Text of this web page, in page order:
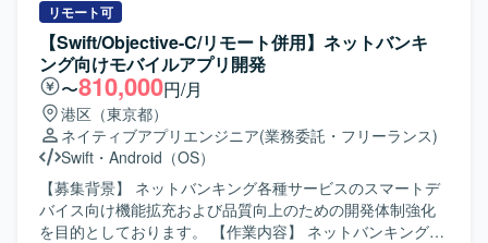
開発方針の整理、仕様調整や技術課題の整理、レビュー対
応などを実施していただきます。また、開発メンバーへの
技術的なリードを行い、後続の詳細設計、製造、テスト工
程まで一貫して対応していただきます。アプリでは点検情
報登録、交通状況入力、写真登録、現場報告などの機能を
想定しております。 【求める人物像】 モバイルアプリ開発
において主体的に設計方針や開発方針を整理し、関係者と
円滑にコミュニケーションを取りながら仕様調整や技術課
題整理を推進できる方を求めております。開発メンバーを
技術面からリードしつつ、品質や生産性の向上に意欲的に
取り組んでいただける方が望ましいです。 【ポジションの
リモート可
【Swift/Objective-C/リモート併用】ネットバンキ
ング向けモバイルアプリ開発
〜810,000円/月
港区（東京都）
ネイティブアプリエンジニア(業務委託・フリーランス)
Swift ・ Android（OS）
【募集背景】 ネットバンキング各種サービスのスマートデ
バイス向け機能拡充および品質向上のための開発体制強化
を目的としております。 【作業内容】 ネットバンキング各